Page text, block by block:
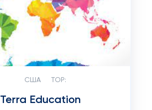
США TOP:
Terra Education